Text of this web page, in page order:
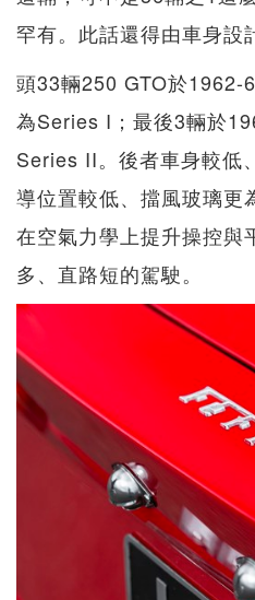
罕有。此話還得由車身設
頭33輛250 GTO於1962-
為Series I；最後3輛於
Series II。後者車身較低
導位置較低、擋風玻璃更
在空氣力學上提升操控與
多、直路短的駕駛。